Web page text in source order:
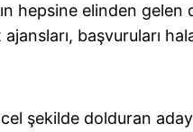
hepsine elinden
başvuruları
şekilde dolduran